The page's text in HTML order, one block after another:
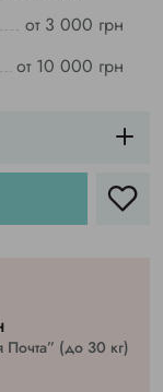
от 3 000 грн
от 10 000 грн
(до 30 кг)